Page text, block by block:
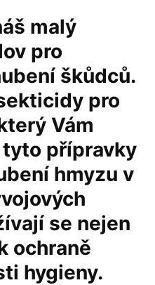
malý
pro
škůdců.
pro
Vám
přípravky
hmyzu v
se nejen
ochraně
hygieny.